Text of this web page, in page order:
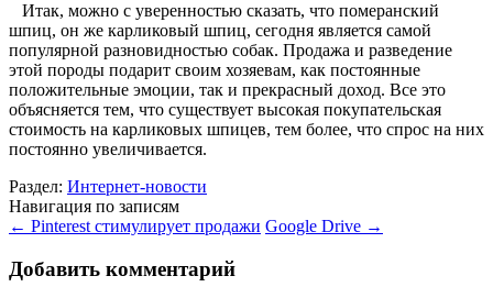
Итак, можно с уверенностью сказать, что померанский
шпиц, он же карликовый шпиц, сегодня является самой
популярной разновидностью собак. Продажа и разведение
этой породы подарит своим хозяевам, как постоянные
положительные эмоции, так и прекрасный доход. Все это
объясняется тем, что существует высокая покупательская
стоимость на карликовых шпицев, тем более, что спрос на них
постоянно увеличивается.
Раздел: Интернет-новости
Навигация по записям
← Pinterest стимулирует продажи Google Drive →
Добавить комментарий